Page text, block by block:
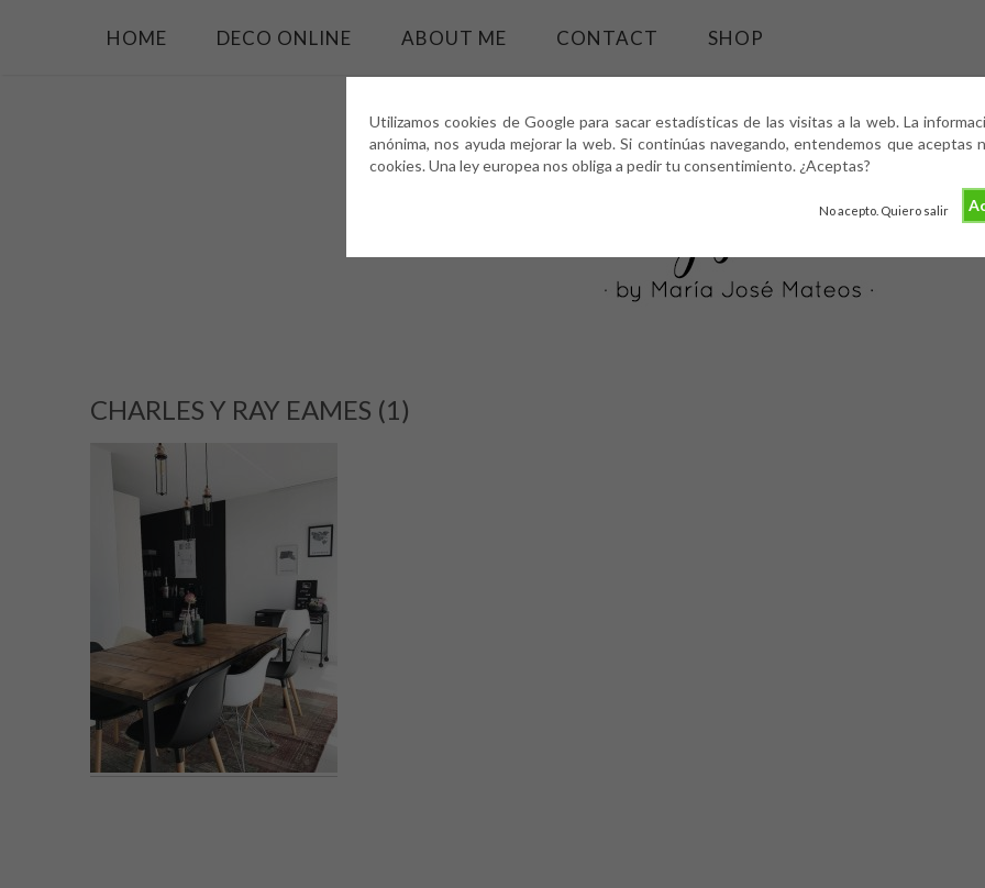
Utilizamos cookies de Google para sacar estadísticas de las visitas a la web. La
anónima, nos ayuda mejorar la web. Si continúas navegando, entendemos que aceptas
cookies. Una ley europea nos obliga a pedir tu consentimiento. ¿Aceptas?
No acepto. Quiero salir
HOME DECO ONLINE ABOUT ME CONTACT SHOP
CHARLES Y RAY EAMES (1)